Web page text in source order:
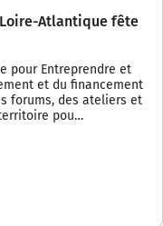
Atlantique fête
pour Entreprendre et
et du financement
forums, des ateliers et
pou…